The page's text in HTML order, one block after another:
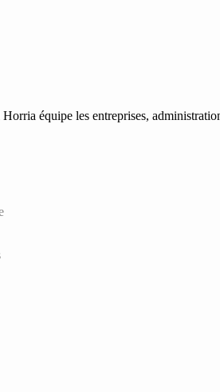
équipe les entreprises,